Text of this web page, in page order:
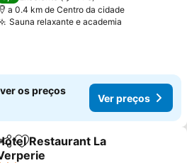
a 0.4 km de Centro da cidade
Sauna relaxante e academia
os preços
Ver preços
Adicionar aos favoritos
Restaurant La